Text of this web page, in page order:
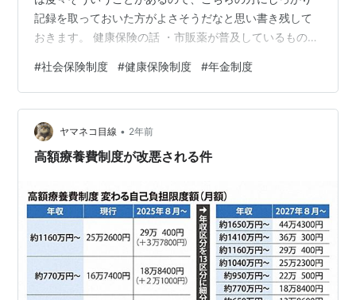
記録を取っておいた方がよさそうだなと思い書き残して
おきます。 健康保険の話 ・市販薬が普及しているものは
https://www.todenkenpo.jp/UploadedFiles/20241023_
gazo.pdf kono 湿布や風邪薬など市販で手に入るものは
沢山あります。この事例ではお医者さんで処方してもら
うと、市販薬を購入するのに比較して4650円のコストが
余計にかかかることになります。こちらは３割負…
#社会保険制度 #健康保険制度 #年金制度
ヤマネコ目線 • 2年前
高額療養費制度が改悪される件